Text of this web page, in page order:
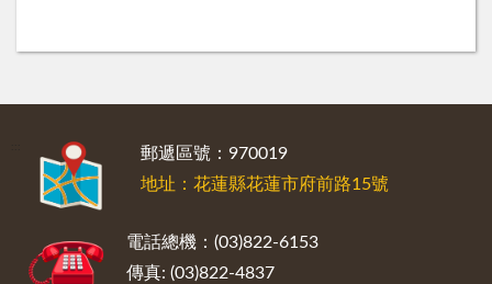
郵遞區號：970019
地址：花蓮縣花蓮市府前路15號
電話總機：(03)822-6153
傳真: (03)822-4837